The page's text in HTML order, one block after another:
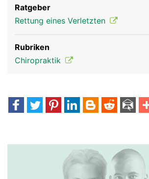
Ratgeber
Rettung eines Verletzten
Rubriken
Chiropraktik